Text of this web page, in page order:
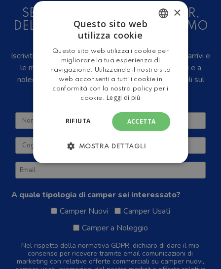
SEI UN AMANTE DEL CAMPER,
DELLE CARAVAN E DEL TURISMO
ALL'ARIA APERTA?
Iscriviti alla newsletter, riceverai in anteprima i nuovi arrivi e
le migliori offerte su camper e caravan nuovi, usati e a
noleggio, eventi, video recensioni, iniziative e articoli sul
mondo del turismo outdoor.
A quale tipologia di camper sei interessato?
Camper Nuovi
Camper Usati
Camper a Noleggio
Nel rispetto della normativa GDPR, dichiaro di dare il mio
consenso per ricevere tramite email comunicazioni di
marketing con relative offerte commerciali su camper nuovi,
ENGLISH
×
Questo sito web
utilizza cookie
Questo sito web utilizza i cookie per
migliorare la tua esperienza di
navigazione. Utilizzando il nostro sito
web acconsenti a tutti i cookie in
conformità con la nostra policy per i
cookie. Leggi di più
ACCETTA
RIFIUTA
MOSTRA DETTAGLI